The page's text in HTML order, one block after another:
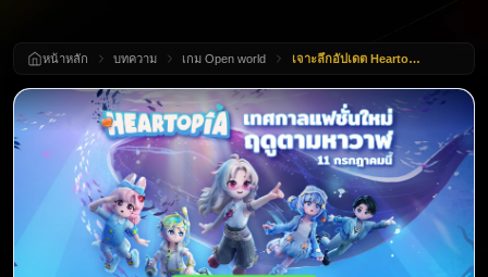
หน้าหลัก บทความ เกม Open world เจาะลึกอัปเดต Heartopia ครึ่งปี! เปิดตัวเทศกาลแฟชั่นใหม่ "ฤดูตามหาปลาวาฬ" แจกโค้ดฟรี Moonlight Crystal!